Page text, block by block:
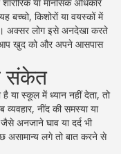
बच्चो, किशोरों या वयस्कों में
अक्सर लोग इसे अनदेखा करते
आप खुद को और अपने आसपास
संकेत
या स्कूल में ध्यान नहीं देता, तो
नींद की समस्या या
अनजाने घाव या दर्द भी
लगे तो बात करने से